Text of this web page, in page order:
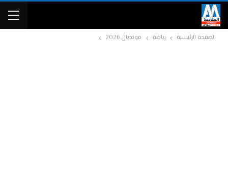
الصفحة الرئيسية رياضة مونديال 2026